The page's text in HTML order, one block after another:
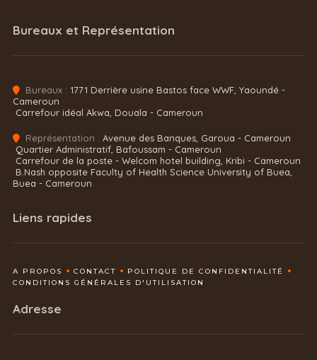
Bureaux et Représentation
Bureaux : 1771 Derrière usine Bastos face WWF, Yaoundé -
Cameroun
Carrefour idéal Akwa, Douala - Cameroun
Représentation : Avenue des Banques, Garoua - Cameroun
Quartier Administratif, Bafoussam - Cameroun
Carrefour de la poste - Welcom hotel building, Kribi - Cameroun
B.Nash opposite Faculty of Health Science University of Buea,
Buea - Cameroun
Liens rapides
A PROPOS CONTACT
POLITIQUE DE CONFIDENTIALITÉ
CONDITIONS GÉNÉRALES D'UTILISATION
Adresse